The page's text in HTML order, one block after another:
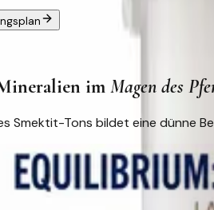
im Magen des
Smektit-Tons bildet eine dünne